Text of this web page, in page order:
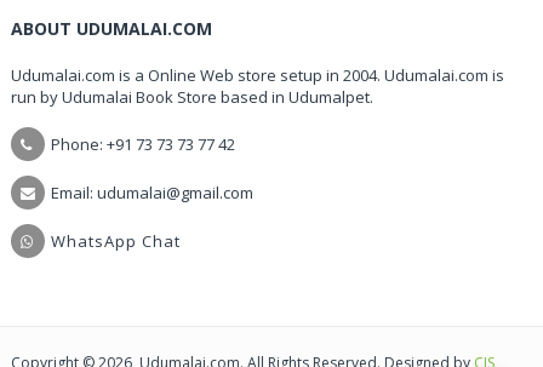
ABOUT UDUMALAI.COM
Udumalai.com is a Online Web store setup in 2004. Udumalai.com is
run by Udumalai Book Store based in Udumalpet.
Phone: +91 73 73 73 77 42
Email: udumalai@gmail.com
WhatsApp Chat